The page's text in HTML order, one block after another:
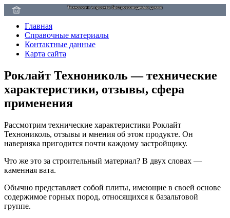
Главная
Справочные материалы
Контактные данные
Карта сайта
Роклайт Технониколь — технические
характеристики, отзывы, сфера
применения
Рассмотрим технические характеристики Роклайт
Технониколь, отзывы и мнения об этом продукте. Он
наверняка пригодится почти каждому застройщику.
Что же это за строительный материал? В двух словах —
каменная вата.
Обычно представляет собой плиты, имеющие в своей основе
содержимое горных пород, относящихся к базальтовой
группе.